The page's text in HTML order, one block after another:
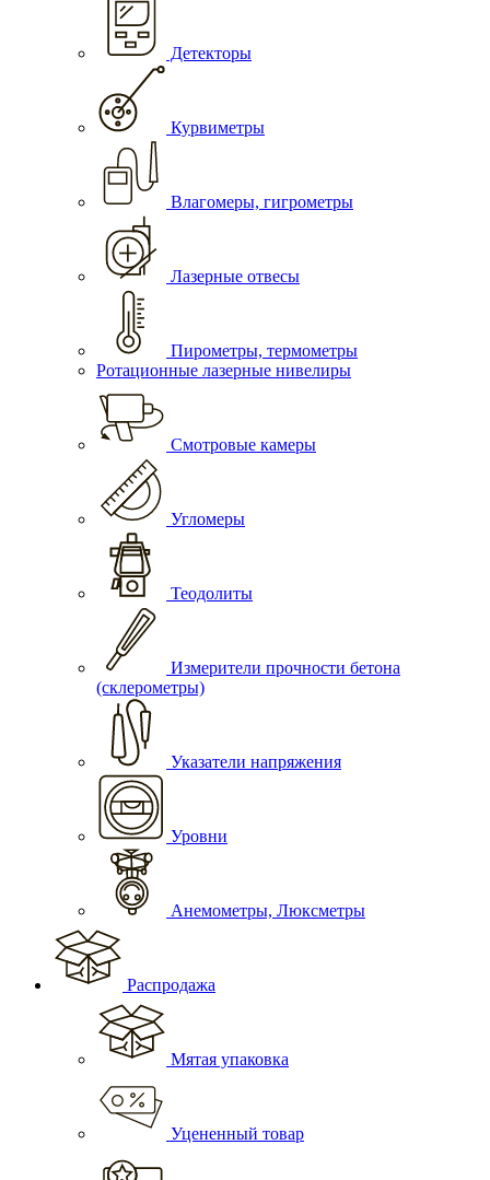
Детекторы
Курвиметры
Влагомеры, гигрометры
Лазерные отвесы
Пирометры, термометры
Ротационные лазерные нивелиры
Смотровые камеры
Угломеры
Теодолиты
Измерители прочности бетона
(склерометры)
Указатели напряжения
Уровни
Анемометры, Люксметры
Распродажа
Мятая упаковка
Уцененный товар